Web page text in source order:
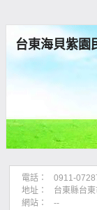
台東海貝紫園
電話：
0911-
地址：
台東縣台
網站：
--